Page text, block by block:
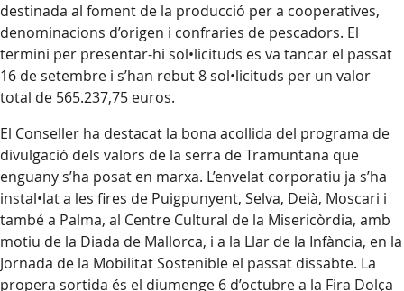
destinada al foment de la producció per a cooperatives,
denominacions d’origen i confraries de pescadors. El
termini per presentar-hi sol•licituds es va tancar el passat
16 de setembre i s’han rebut 8 sol•licituds per un valor
total de 565.237,75 euros.
El Conseller ha destacat la bona acollida del programa de
divulgació dels valors de la serra de Tramuntana que
enguany s’ha posat en marxa. L’envelat corporatiu ja s’ha
instal•lat a les fires de Puigpunyent, Selva, Deià, Moscari i
també a Palma, al Centre Cultural de la Misericòrdia, amb
motiu de la Diada de Mallorca, i a la Llar de la Infància, en la
Jornada de la Mobilitat Sostenible el passat dissabte. La
propera sortida és el diumenge 6 d’octubre a la Fira Dolça